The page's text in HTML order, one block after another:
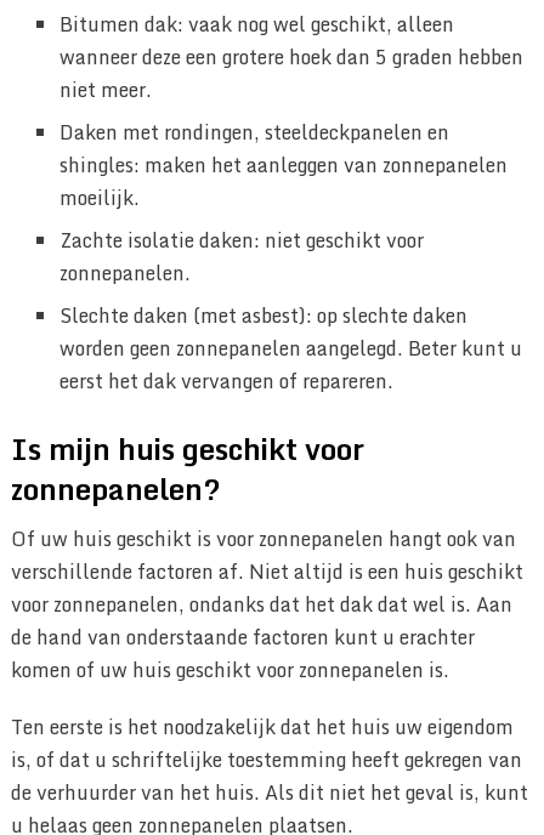
Bitumen dak: vaak nog wel geschikt, alleen
wanneer deze een grotere hoek dan 5 graden hebben
niet meer.
Daken met rondingen, steeldeckpanelen en
shingles: maken het aanleggen van zonnepanelen
moeilijk.
Zachte isolatie daken: niet geschikt voor
zonnepanelen.
Slechte daken (met asbest): op slechte daken
worden geen zonnepanelen aangelegd. Beter kunt u
eerst het dak vervangen of repareren.
Is mijn huis geschikt voor
zonnepanelen?
Of uw huis geschikt is voor zonnepanelen hangt ook van
verschillende factoren af. Niet altijd is een huis geschikt
voor zonnepanelen, ondanks dat het dak dat wel is. Aan
de hand van onderstaande factoren kunt u erachter
komen of uw huis geschikt voor zonnepanelen is.
Ten eerste is het noodzakelijk dat het huis uw eigendom
is, of dat u schriftelijke toestemming heeft gekregen van
de verhuurder van het huis. Als dit niet het geval is, kunt
u helaas geen zonnepanelen plaatsen.